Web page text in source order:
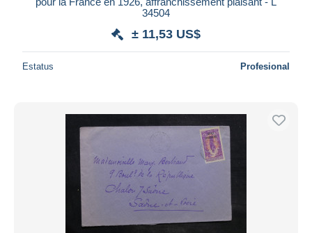
34504
± 11,53 US$
Estatus Profesional